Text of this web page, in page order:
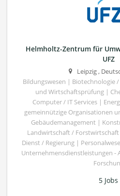
Helmholtz-Zentrum für
UFZ
Leipzig,
Bildungswesen | Biotechnologie
und Wirtschaftsprüfung |
Computer / IT Services |
gemeinnützige Organisationen
Gebäudemanagement |
Landwirtschaft /
Dienst / Regierung |
Unternehmensdienstleistungen -
5 Jobs